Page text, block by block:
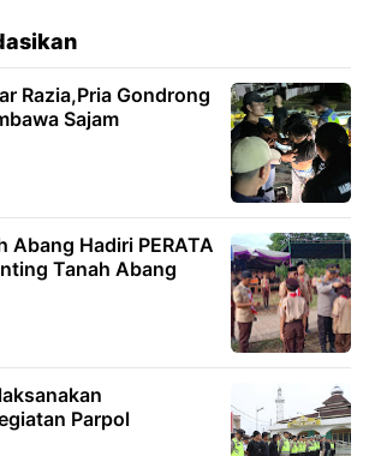
Razia,Pria Gondrong
Sajam
Abang Hadiri PERATA
Tanah Abang
Parpol